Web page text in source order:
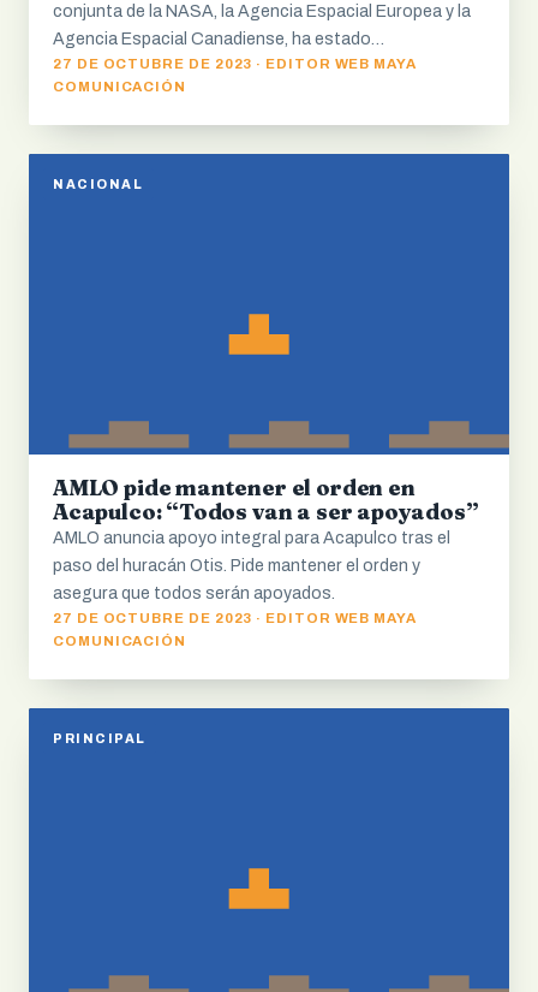
conjunta de la NASA, la Agencia Espacial Europea y la
Agencia Espacial Canadiense, ha estado…
27 DE OCTUBRE DE 2023 · EDITOR WEB MAYA
COMUNICACIÓN
NACIONAL
AMLO pide mantener el orden en
Acapulco: “Todos van a ser apoyados”
AMLO anuncia apoyo integral para Acapulco tras el
paso del huracán Otis. Pide mantener el orden y
asegura que todos serán apoyados.
27 DE OCTUBRE DE 2023 · EDITOR WEB MAYA
COMUNICACIÓN
PRINCIPAL